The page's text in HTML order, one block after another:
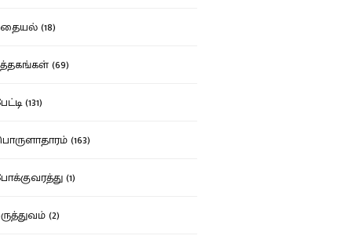
(18)
(69)
(131)
(163)
(1)
(2)